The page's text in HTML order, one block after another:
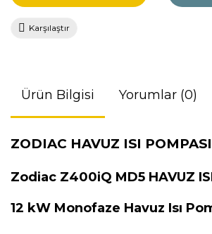
Karşılaştır
Ürün Bilgisi Yorumlar (0)
ZODIAC HAVUZ ISI POMPASI
Zodiac Z400iQ MD5 HAVUZ
12 kW Monofaze Havuz Isı